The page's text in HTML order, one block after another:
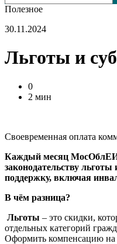
Полезное
30.11.2024
Льготы и
0
2 мин
Своевременная оплата
Каждый месяц
законодательству
поддержку, включая
В чём разница?
Льготы – это скидки,
отдельных категорий
Оформить компенсацию